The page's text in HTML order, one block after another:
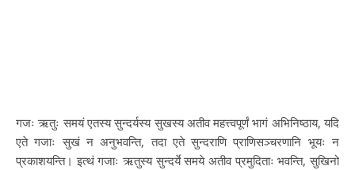
गजः ऋतुः समयं एतस्य सुन्दर्यस्य सुखस्य अतीव महत्त्वपूर्णं भागं अभिनिष्ठाय, यदि
एते गजाः सुखं न अनुभवन्ति, तदा एते सुन्दराणि प्राणिसञ्चरणानि भूयः न
प्रकाशयन्ति। इत्थं गजाः ऋतुस्य सुन्दर्ये समये अतीव प्रमुदिताः भवन्ति, सुखिनो